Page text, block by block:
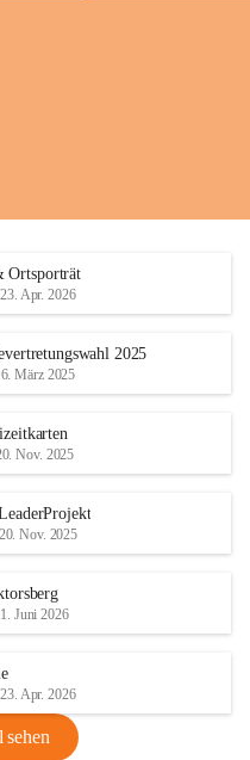
Ortsporträt
23. Apr. 2026
2025
März 2025
Nov. 2025
Nov. 2025
1. Juni 2026
23. Apr. 2026